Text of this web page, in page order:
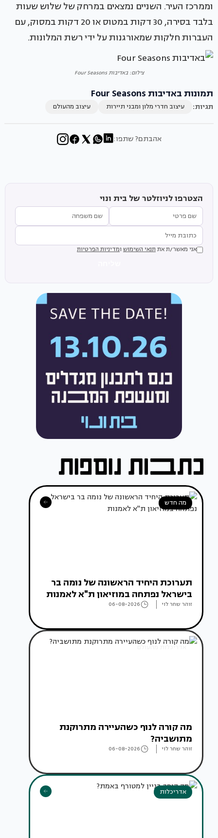
וממרכז העיר. השניים נמצאים במרחק של שלוש שעות
בלבד בסירה, 30 דקות במטוס או 20 דקות במסוק, עם
העברות חלקות שמאורגנות על ידי רשת המלונות.
צילום: באדיבות Four Seasons
תמונות באדיבות Four Seasons
תגיות: עיצוב חדרי מלון ומבני תיירות עיצוב מהעולם
אהבתם? שתפו:
הצטרפו לניוזלטר של בית ונוי
אני מאשר/ת את תנאי השימוש ומדיניות הפרטיות
מה חדש
תערוכת היחיד הראשונה של נומה בר
בישראל נפתחה במוזיאון ת"א לאמנות
זוהר שחר לוי 06-08-2026
אדריכלות מהעולם
מה קורה לנוף כשהעיירה מתרוקנת
מתושביה?
זוהר שחר לוי 06-08-2026
אדריכלות